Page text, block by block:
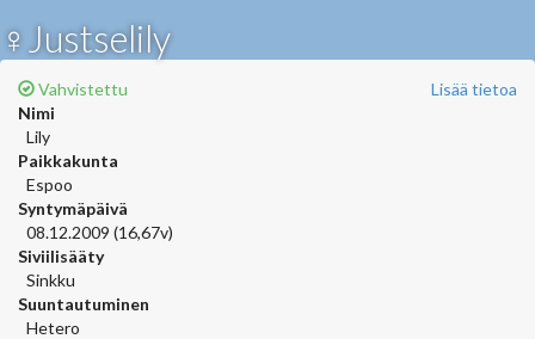
♀Justselily
Lisää tietoa
Vahvistettu
Nimi
Lily
Paikkakunta
Espoo
Syntymäpäivä
08.12.2009 (16,67v)
Siviilisääty
Sinkku
Suuntautuminen
Hetero